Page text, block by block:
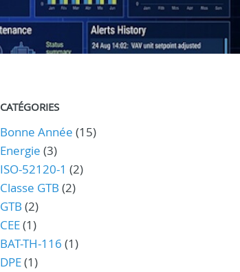
CATÉGORIES
Bonne Année (15)
Energie (3)
ISO-52120-1 (2)
Classe GTB (2)
GTB (2)
CEE(1)
BAT-TH-116 (1)
DPE(1)